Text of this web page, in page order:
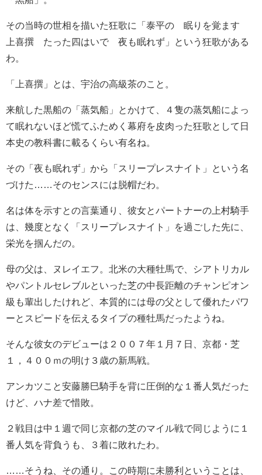
その当時の世相を描いた狂歌に「泰平の 眠りを覚ます
上喜撰 たった四はいで 夜も眠れず」という狂歌がある
わ。
「上喜撰」とは、宇治の高級茶のこと。
来航した黒船の「蒸気船」とかけて、４隻の蒸気船によっ
て眠れないほど慌てふためく幕府を皮肉った狂歌として日
本史の教科書に載るくらい有名ね。
その「夜も眠れず」から「スリープレスナイト」という名
づけた……そのセンスには脱帽だわ。
名は体を示すとの言葉通り、彼女とパートナーの上村騎手
は、幾度となく「スリープレスナイト」を過ごした先に、
栄光を掴んだの。
母の父は、ヌレイエフ。北米の大種牡馬で、シアトリカル
やパントルセレブルといった芝の中長距離のチャンピオン
級も輩出したけれど、本質的には母の父として優れたパワ
ーとスピードを伝えるタイプの種牡馬だったようね。
そんな彼女のデビューは２００７年１月７日、京都・芝
１，４００ｍの明け３歳の新馬戦。
アンカツこと安藤勝巳騎手を背に圧倒的な１番人気だった
けど、ハナ差で惜敗。
２戦目は中１週で同じ京都の芝のマイル戦で同じように１
番人気を背負うも、３着に敗れたわ。
……そうね、その通り。この時期に未勝利ということは、